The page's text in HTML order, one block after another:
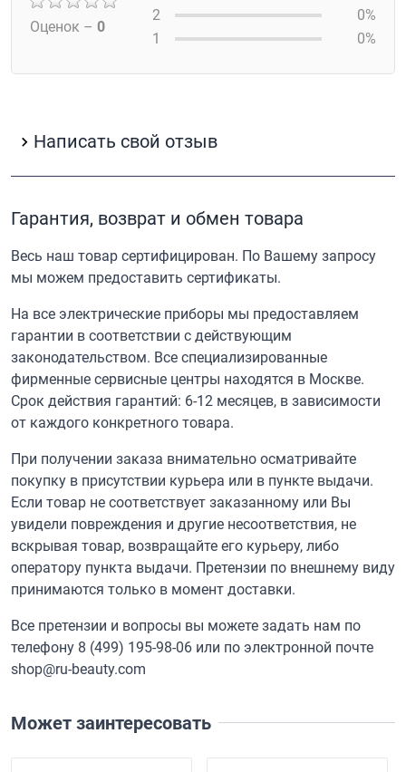
Оценок – 0
2
0%
1
0%
Написать свой отзыв
Гарантия, возврат и обмен товара
Весь наш товар сертифицирован. По Вашему запросу
мы можем предоставить сертификаты.
На все электрические приборы мы предоставляем
гарантии в соответствии с действующим
законодательством. Все специализированные
фирменные сервисные центры находятся в Москве.
Срок действия гарантий: 6-12 месяцев, в зависимости
от каждого конкретного товара.
При получении заказа внимательно осматривайте
покупку в присутствии курьера или в пункте выдачи.
Если товар не соответствует заказанному или Вы
увидели повреждения и другие несоответствия, не
вскрывая товар, возвращайте его курьеру, либо
оператору пункта выдачи. Претензии по внешнему виду
принимаются только в момент доставки.
Все претензии и вопросы вы можете задать нам по
телефону 8 (499) 195-98-06 или по электронной почте
shop@ru-beauty.com
Может заинтересовать